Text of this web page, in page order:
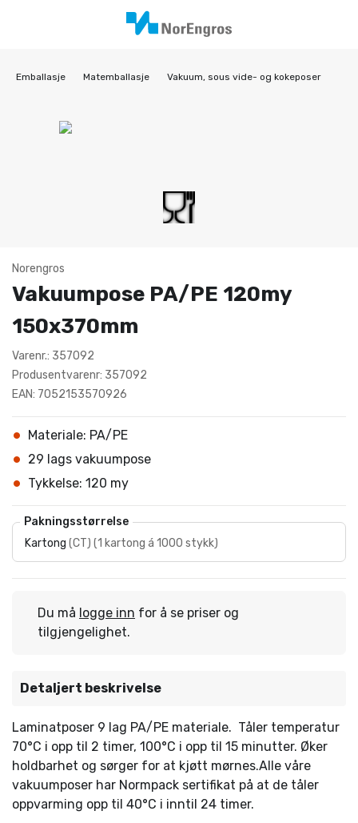
Emballasje Matemballasje Vakuum, sous vide- og kokeposer
Norengros
Vakuumpose PA/PE 120my
150x370mm
Varenr.: 357092
Produsentvarenr: 357092
EAN: 7052153570926
Materiale: PA/PE
29 lags vakuumpose
Tykkelse: 120 my
Pakningsstørrelse
Kartong (CT) (1 kartong á 1000 stykk)
Du må logge inn for å se priser og
tilgjengelighet.
Detaljert beskrivelse
Laminatposer 9 lag PA/PE materiale. Tåler temperatur
70°C i opp til 2 timer, 100°C i opp til 15 minutter. Øker
holdbarhet og sørger for at kjøtt mørnes.Alle våre
vakuumposer har Normpack sertifikat på at de tåler
oppvarming opp til 40°C i inntil 24 timer.